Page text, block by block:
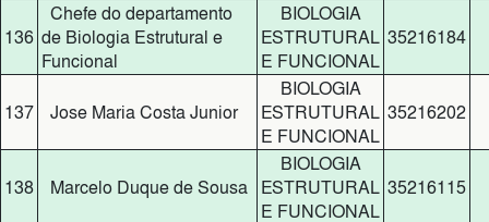
136
Chefe do departamento
de Biologia Estrutural e
Funcional
BIOLOGIA
ESTRUTURAL
E FUNCIONAL
35216184
137 Jose Maria Costa Junior
BIOLOGIA
ESTRUTURAL
E FUNCIONAL
35216202
138 Marcelo Duque de Sousa
BIOLOGIA
ESTRUTURAL
E FUNCIONAL
35216115